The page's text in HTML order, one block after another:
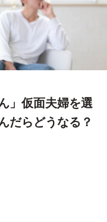
」仮面夫婦を選
だらどうなる？